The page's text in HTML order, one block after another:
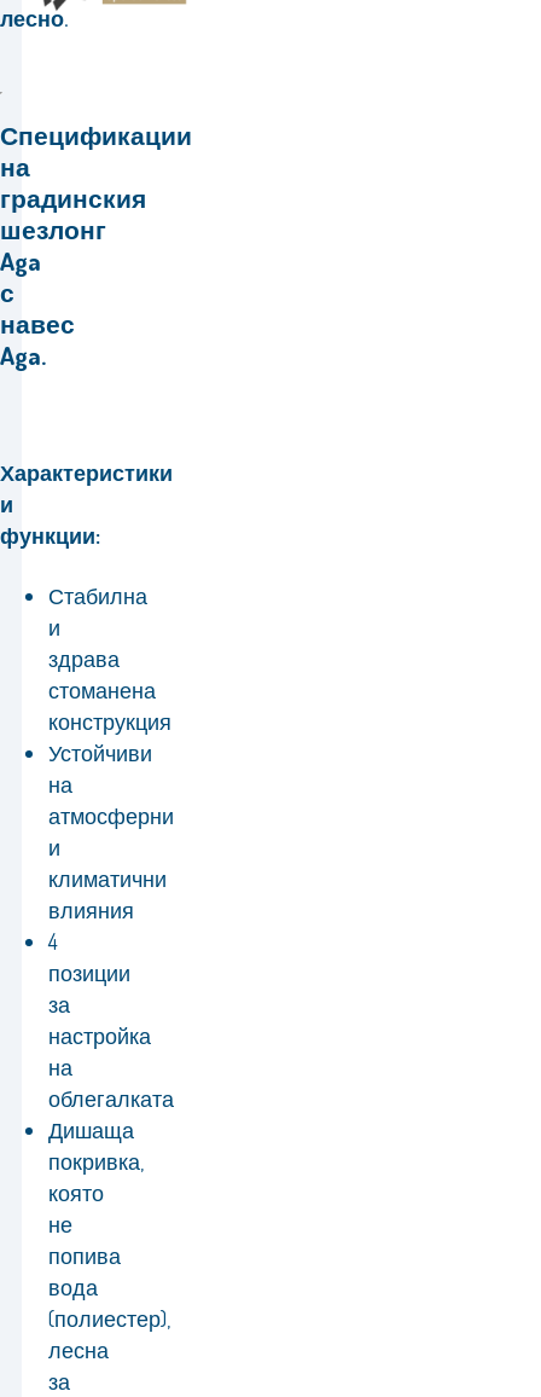
лесно.
Спецификации
на
градинския
шезлонг
Aga
с
навес
Aga.
Характеристики
и
функции:
Стабилна
и
здрава
стоманена
конструкция
Устойчиви
на
атмосферни
и
климатични
влияния
4
позиции
за
настройка
на
облегалката
Дишаща
покривка,
която
не
попива
вода
(полиестер),
лесна
за